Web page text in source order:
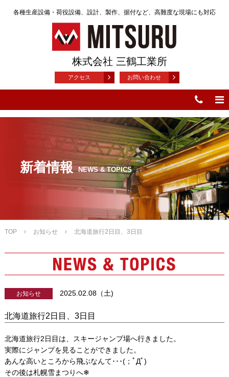
各種生産設備・荷役設備、設計、製作、据付など、高難度な現場にも対応
株式会社 三鶴工業所
アクセス お問い合わせ
新着情報 NEWS & TOPICS
TOP お知らせ 北海道旅行2日目、3日目
お知らせ 2025.02.08（土)
北海道旅行2日目、3日目
北海道旅行2日目は、スキージャンプ場へ行きました。
実際にジャンプを見ることができました。
あんな高いところから飛ぶなんて･･･(；ﾟДﾟ)
その後は札幌雪まつりへ❄